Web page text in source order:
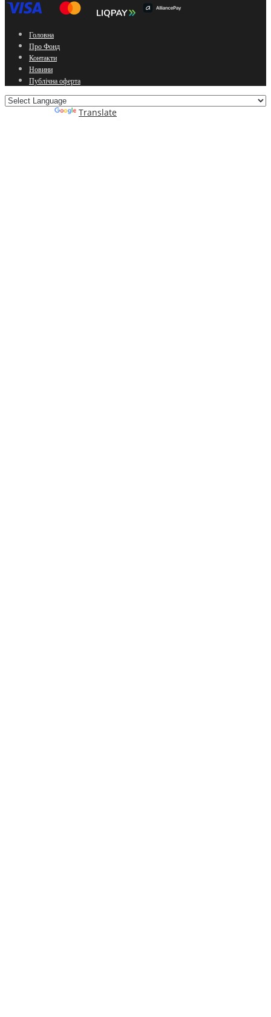
Головна
Про Фонд
Контакти
Новини
Публічна оферта
Translate